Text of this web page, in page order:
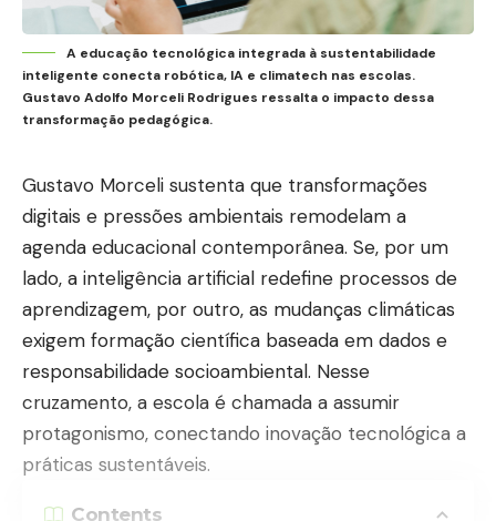
A educação tecnológica integrada à sustentabilidade
inteligente conecta robótica, IA e climatech nas escolas.
Gustavo Adolfo Morceli Rodrigues ressalta o impacto dessa
transformação pedagógica.
Gustavo Morceli sustenta que transformações
digitais e pressões ambientais remodelam a
agenda educacional contemporânea. Se, por um
lado, a inteligência artificial redefine processos de
aprendizagem, por outro, as mudanças climáticas
exigem formação científica baseada em dados e
responsabilidade socioambiental. Nesse
cruzamento, a escola é chamada a assumir
protagonismo, conectando inovação tecnológica a
práticas sustentáveis.
Contents